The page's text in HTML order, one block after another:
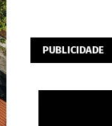
PUBLICIDADE